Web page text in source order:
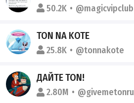
50.2K @magicvipclub
TON NA KOTE
25.8K @tonnakote
ДАЙТЕ TON!
2.80M @givemetonru